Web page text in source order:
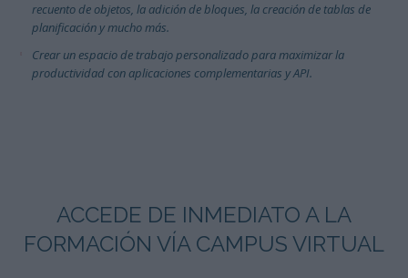
recuento de objetos, la adición de bloques, la creación de tablas de
planificación y mucho más.
Crear un espacio de trabajo personalizado para maximizar la
productividad con aplicaciones complementarias y API.
ACCEDE DE INMEDIATO A LA
FORMACIÓN VÍA CAMPUS VIRTUAL